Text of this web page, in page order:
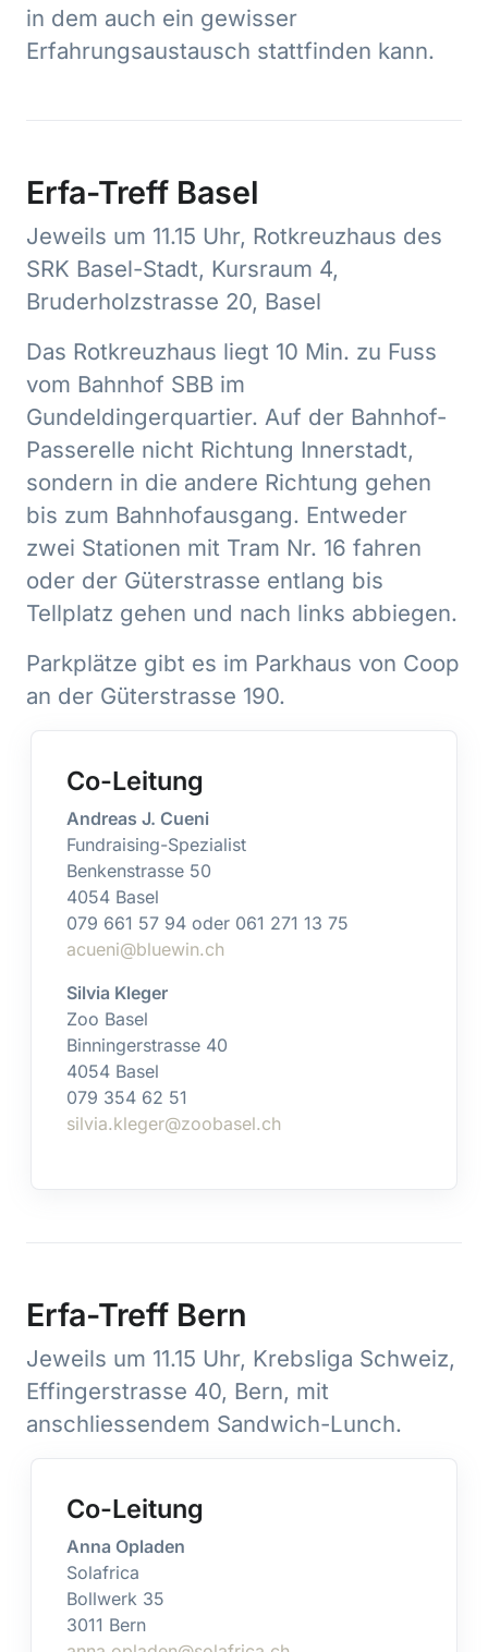
in dem auch ein gewisser
Erfahrungsaustausch stattfinden kann.
Erfa-Treff Basel
Jeweils um 11.15 Uhr, Rotkreuzhaus des
SRK Basel-Stadt, Kursraum 4,
Bruderholzstrasse 20, Basel
Das Rotkreuzhaus liegt 10 Min. zu Fuss
vom Bahnhof SBB im
Gundeldingerquartier. Auf der Bahnhof-
Passerelle nicht Richtung Innerstadt,
sondern in die andere Richtung gehen
bis zum Bahnhofausgang. Entweder
zwei Stationen mit Tram Nr. 16 fahren
oder der Güterstrasse entlang bis
Tellplatz gehen und nach links abbiegen.
Parkplätze gibt es im Parkhaus von Coop
an der Güterstrasse 190.
Co-Leitung
Andreas J. Cueni
Fundraising-Spezialist
Benkenstrasse 50
4054 Basel
079 661 57 94 oder 061 271 13 75
acueni@bluewin.ch
Silvia Kleger
Zoo Basel
Binningerstrasse 40
4054 Basel
079 354 62 51
silvia.kleger@zoobasel.ch
Erfa-Treff Bern
Jeweils um 11.15 Uhr, Krebsliga Schweiz,
Effingerstrasse 40, Bern, mit
anschliessendem Sandwich-Lunch.
Co-Leitung
Anna Opladen
Solafrica
Bollwerk 35
3011 Bern